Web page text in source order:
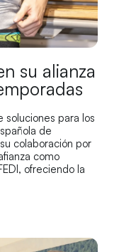
su alianza
soluciones para los
de
colaboración por
como
ofreciendo la